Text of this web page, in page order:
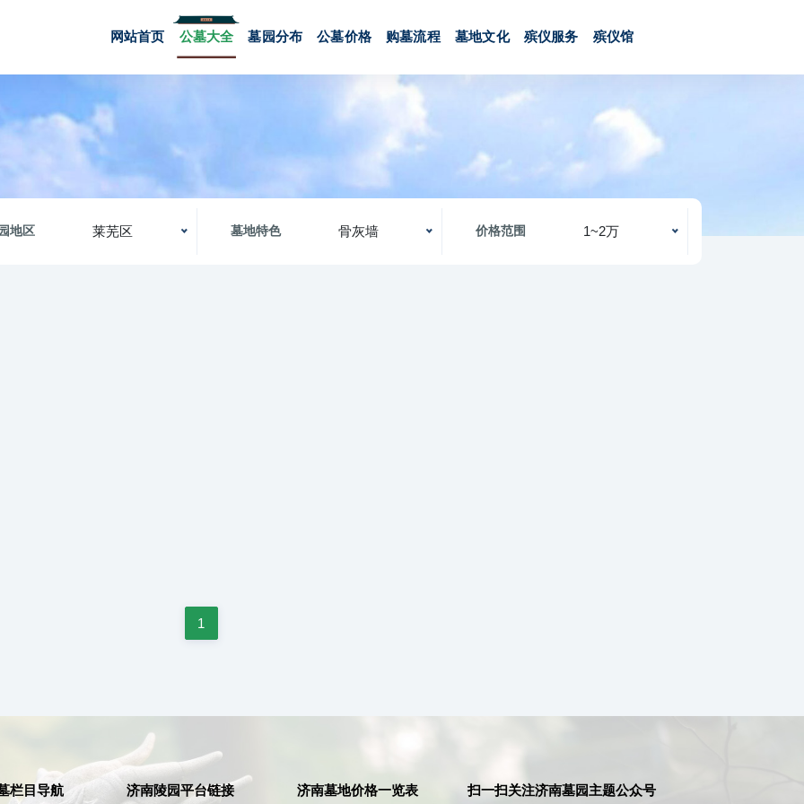
网站首页 公墓大全 墓园分布 公墓价格 购墓流程 墓地文化 殡仪服务 殡仪馆
地区 莱芜区 墓地特色 骨灰墙 价格范围 1~2万
1
栏目导航 济南陵园平台链接 济南墓地价格一览表 扫一扫关注济南墓园主题公众号